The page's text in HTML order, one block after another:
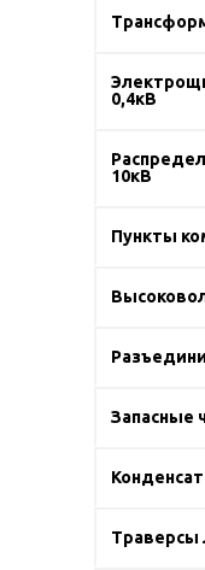
0,4кВ
10кВ
Пункты
Запасные
Траверсы